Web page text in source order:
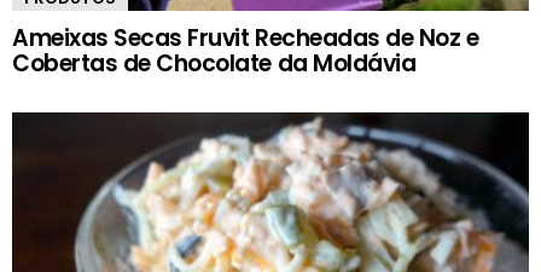
Ameixas Secas Fruvit Recheadas de Noz e
Cobertas de Chocolate da Moldávia